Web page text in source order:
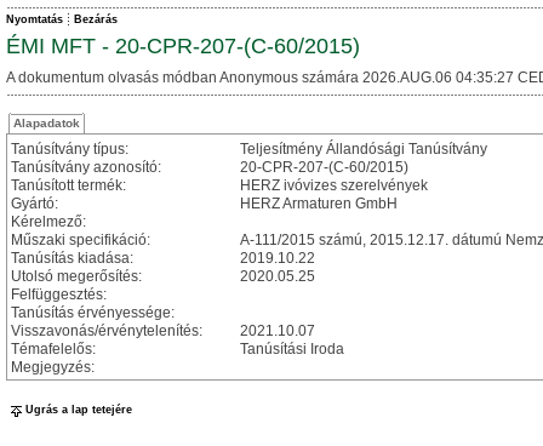
Nyomtatás Bezárás
ÉMI MFT - 20-CPR-207-(C-60/2015)
A dokumentum olvasás módban Anonymous számára 2026.AUG.06 04:35:27
Alapadatok
Tanúsítvány típus:
Teljesítmény Állandósági Tanúsítvány
Tanúsítvány azonosító:
20-CPR-207-(C-60/2015)
Tanúsított termék:
HERZ ivóvizes szerelvények
Gyártó:
HERZ Armaturen GmbH
Kérelmező:
Műszaki specifikáció:
A-111/2015 számú, 2015.12.17. dátumú
Tanúsítás kiadása:
2019.10.22
Utolsó megerősítés:
2020.05.25
Felfüggesztés:
Tanúsítás érvényessége:
Visszavonás/érvénytelenítés:
2021.10.07
Témafelelős:
Tanúsítási Iroda
Megjegyzés:
Ugrás a lap tetejére